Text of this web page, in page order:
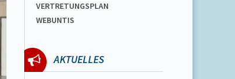
VERTRETUNGSPLAN
WEBUNTIS
AKTUELLES